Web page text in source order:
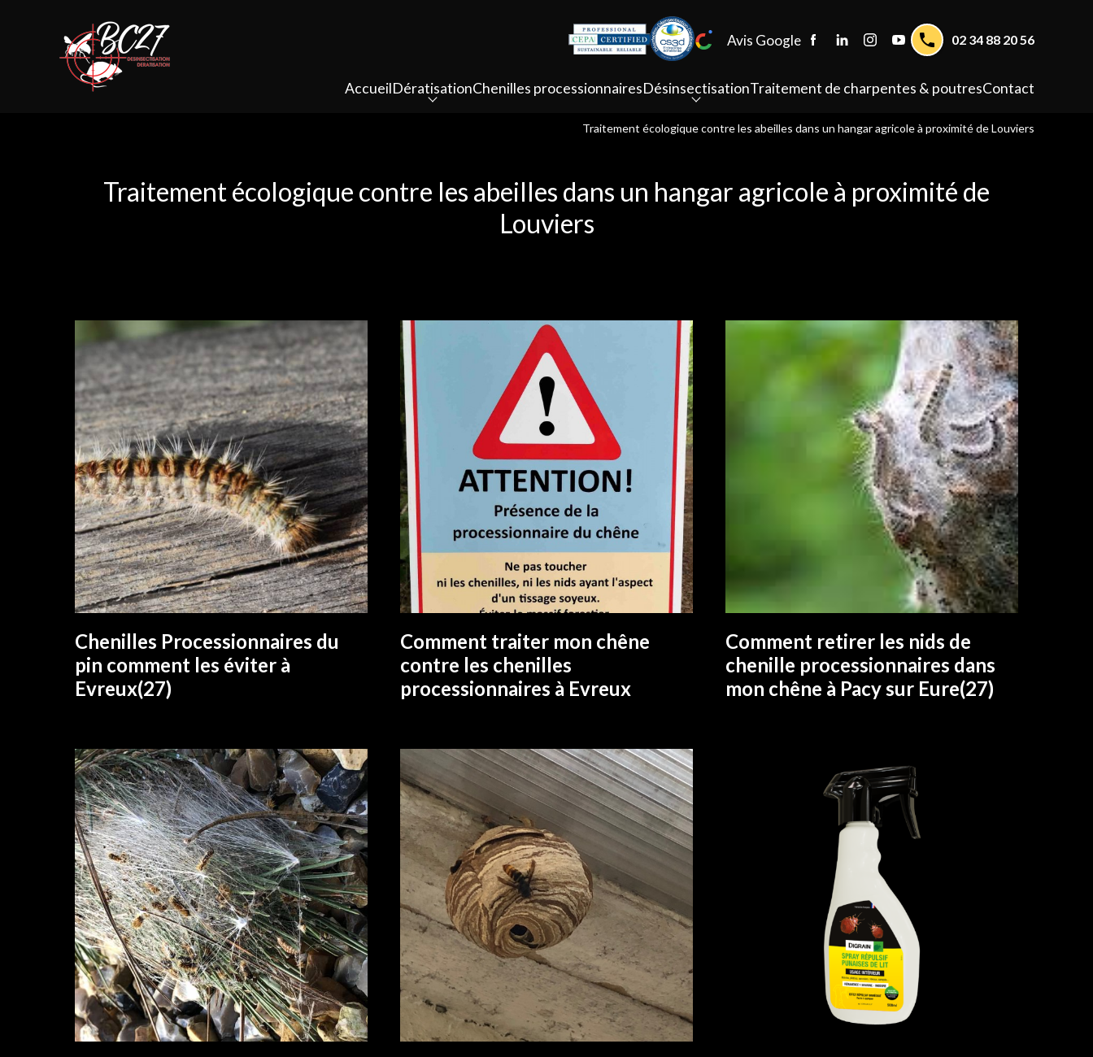
Avis Google 02 34 88 20 56
AccueilDératisationChenilles processionnairesDésinsectisationTraitement de charpentes & poutresContact
Traitement écologique contre les abeilles dans un hangar agricole à proximité de Louviers
Traitement écologique contre les abeilles dans un hangar agricole à proximité de
Louviers
EN SAVOIR PLUS
Chenilles Processionnaires du
pin comment les éviter à
Evreux(27)
EN SAVOIR PLUS
Comment traiter mon chêne
contre les chenilles
processionnaires à Evreux
EN SAVOIR PLUS
Comment retirer les nids de
chenille processionnaires dans
mon chêne à Pacy sur Eure(27)